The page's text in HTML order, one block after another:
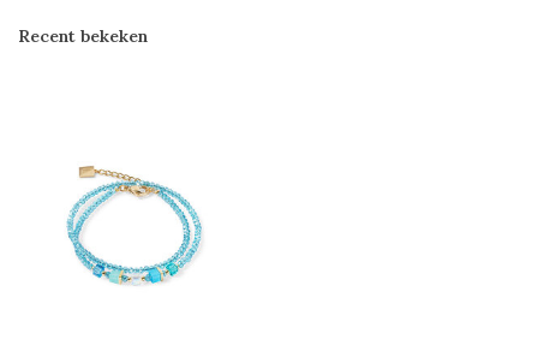
Recent bekeken